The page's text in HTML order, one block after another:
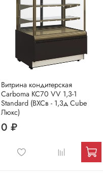
Витрина кондитерская
Carboma KC70 VV 1,3-1
Standard (ВХСв - 1,3д Сube
Люкс)
0 ₽